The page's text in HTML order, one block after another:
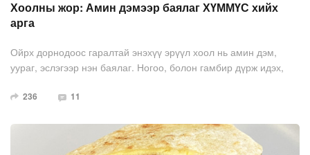
Хоолны жор: Амин дэмээр баялаг ХҮММҮС хийх
арга
Ойрх дорнодоос гаралтай энэхүү эрүүл хоол нь амин дэм,
уураг, эслэгээр нэн баялаг. Ногоо, болон гамбир дүрж идэх,
мэдрэмж төрүүлдэг тул турах жин барих дэглэмийн үед
236 11